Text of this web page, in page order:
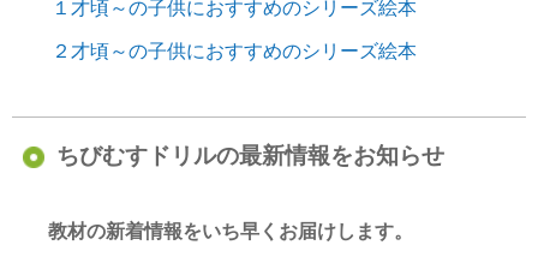
１才頃～の子供におすすめのシリーズ絵本
２才頃～の子供におすすめのシリーズ絵本
ちびむすドリルの最新情報をお知らせ
教材の新着情報をいち早くお届けします。